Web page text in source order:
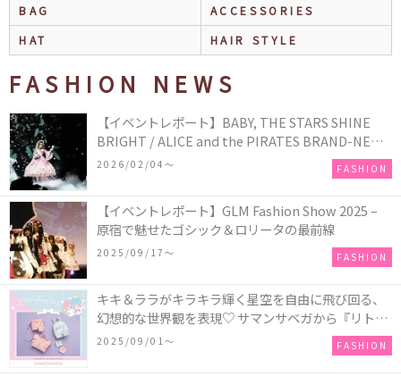
BAG
ACCESSORIES
HAT
HAIR STYLE
FASHION NEWS
【イベントレポート】BABY, THE STARS SHINE
BRIGHT / ALICE and the PIRATES BRAND-NEW
COLLECTION in TOKYO
2026/02/04〜 FASHION
【イベントレポート】GLM Fashion Show 2025 –
原宿で魅せたゴシック＆ロリータの最前線
2025/09/17〜 FASHION
キキ＆ララがキラキラ輝く星空を自由に飛び回る、
幻想的な世界観を表現♡ サマンサベガから『リトル
ツインスターズ』50周年アニバーサリーイヤー』を
2025/09/01〜 FASHION